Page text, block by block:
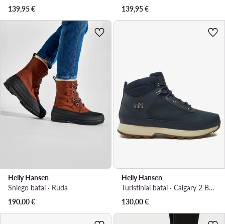
139,95€
139,95€
Helly Hansen
Sniego batai · Ruda
190,00€
Helly Hansen
Turistiniai batai · Calgary 2 Boots 12036 · Tamsiai mėlyna
130,00€